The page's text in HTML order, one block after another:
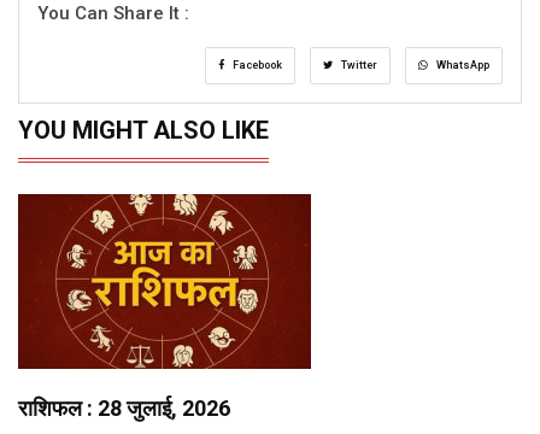
You Can Share It :
Facebook Twitter WhatsApp
YOU MIGHT ALSO LIKE
राशिफल : 28 जुलाई, 2026